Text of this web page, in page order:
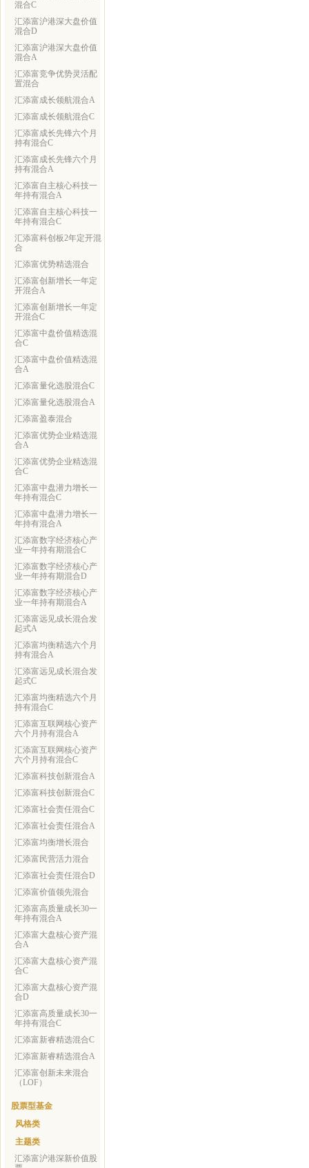
混合C
汇添富沪港深大盘价值
混合D
汇添富沪港深大盘价值
混合A
汇添富竞争优势灵活配
置混合
汇添富成长领航混合A
汇添富成长领航混合C
汇添富成长先锋六个月
持有混合C
汇添富成长先锋六个月
持有混合A
汇添富自主核心科技一
年持有混合A
汇添富自主核心科技一
年持有混合C
汇添富科创板2年定开混
合
汇添富优势精选混合
汇添富创新增长一年定
开混合A
汇添富创新增长一年定
开混合C
汇添富中盘价值精选混
合C
汇添富中盘价值精选混
合A
汇添富量化选股混合C
汇添富量化选股混合A
汇添富盈泰混合
汇添富优势企业精选混
合A
汇添富优势企业精选混
合C
汇添富中盘潜力增长一
年持有混合C
汇添富中盘潜力增长一
年持有混合A
汇添富数字经济核心产
业一年持有期混合C
汇添富数字经济核心产
业一年持有期混合D
汇添富数字经济核心产
业一年持有期混合A
汇添富远见成长混合发
起式A
汇添富均衡精选六个月
持有混合A
汇添富远见成长混合发
起式C
汇添富均衡精选六个月
持有混合C
汇添富互联网核心资产
六个月持有混合A
汇添富互联网核心资产
六个月持有混合C
汇添富科技创新混合A
汇添富科技创新混合C
汇添富社会责任混合C
汇添富社会责任混合A
汇添富均衡增长混合
汇添富民营活力混合
汇添富社会责任混合D
汇添富价值领先混合
汇添富高质量成长30一
年持有混合A
汇添富大盘核心资产混
合A
汇添富大盘核心资产混
合C
汇添富大盘核心资产混
合D
汇添富高质量成长30一
年持有混合C
汇添富新睿精选混合C
汇添富新睿精选混合A
汇添富创新未来混合
（LOF）
股票型基金
风格类
主题类
汇添富沪港深新价值股